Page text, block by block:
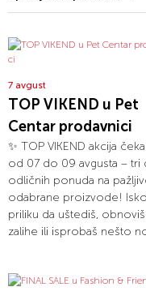
7 avgust
TOP VIKEND u Pet
Centar prodavnici
✨ TOP VIKEND akcija
od 07 do 09 avgusta – tri
odličnih ponuda na
odabrane proizvode!
priliku da uštediš, obnoviš
zalihe ili isprobaš nešto